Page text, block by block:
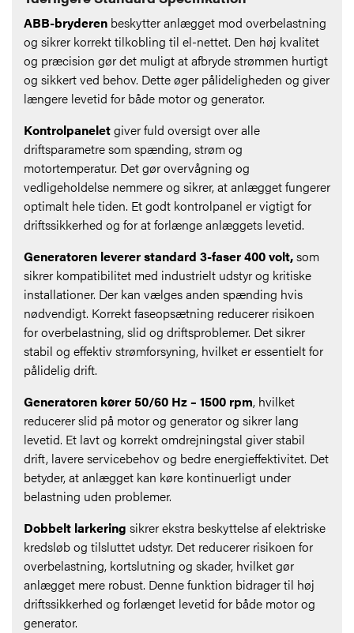
ABB-bryderen beskytter anlægget mod overbelastning
og sikrer korrekt tilkobling til el-nettet. Den høj kvalitet
og præcision gør det muligt at afbryde strømmen hurtigt
og sikkert ved behov. Dette øger pålideligheden og giver
længere levetid for både motor og generator.
Kontrolpaneletgiver fuld oversigt over alle
driftsparametre som spænding, strøm og
motortemperatur. Det gør overvågning og
vedligeholdelse nemmere og sikrer, at anlægget fungerer
optimalt hele tiden. Et godt kontrolpanel er vigtigt for
driftssikkerhed og for at forlænge anlæggets levetid.
Generatoren leverer standard 3-faser 400 volt,som
sikrer kompatibilitet med industrielt udstyr og kritiske
installationer. Der kan vælges anden spænding hvis
nødvendigt. Korrekt faseopsætning reducerer risikoen
for overbelastning, slid og driftsproblemer. Det sikrer
stabil og effektiv strømforsyning, hvilket er essentielt for
pålidelig drift.
Generatoren kører 50/60 Hz – 1500 rpm, hvilket
reducerer slid på motor og generator og sikrer lang
levetid. Et lavt og korrekt omdrejningstal giver stabil
drift, lavere servicebehov og bedre energieffektivitet. Det
betyder, at anlægget kan køre kontinuerligt under
belastning uden problemer.
Dobbelt larkering sikrer ekstra beskyttelse af elektriske
kredsløb og tilsluttet udstyr. Det reducerer risikoen for
overbelastning, kortslutning og skader, hvilket gør
anlægget mere robust. Denne funktion bidrager til høj
driftssikkerhed og forlænget levetid for både motor og
generator.